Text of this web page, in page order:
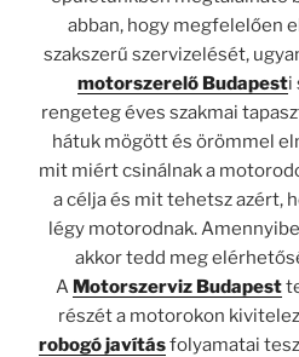
abban, hogy megfelelően
szakszerű szervizelését,
motorszerelő Budapesti
rengeteg éves szakmai
hátuk mögött és örömmel
mit miért csinálnak a
a célja és mit tehetsz azért,
légy motorodnak.
akkor tedd meg
A Motorszerviz Budapest
részét a motorokon
robogó javításfolyamatai